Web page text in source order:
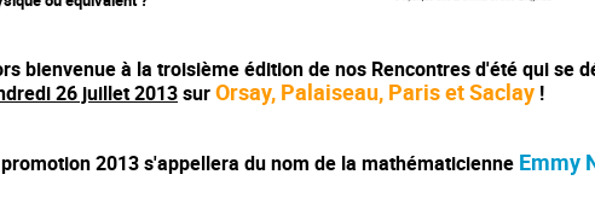
bienvenue à la troisièmeédition de nos Rencontres d'été qui se d
26 juillet 2013surOrsay, Palaiseau, Paris et Saclay !
2013 s'appellera du nom de la mathématicienne Emmy